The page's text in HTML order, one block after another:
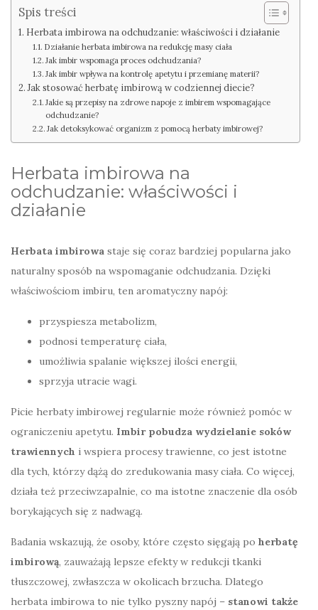
Spis treści
Herbata imbirowa na odchudzanie: właściwości i działanie
Działanie herbata imbirowa na redukcję masy ciała
Jak imbir wspomaga proces odchudzania?
Jak imbir wpływa na kontrolę apetytu i przemianę materii?
Jak stosować herbatę imbirową w codziennej diecie?
Jakie są przepisy na zdrowe napoje z imbirem wspomagające
odchudzanie?
Jak detoksykować organizm z pomocą herbaty imbirowej?
Herbata imbirowa na
odchudzanie: właściwości i
działanie
Herbata imbirowa staje się coraz bardziej popularna jako
naturalny sposób na wspomaganie odchudzania. Dzięki
właściwościom imbiru, ten aromatyczny napój:
przyspiesza metabolizm,
podnosi temperaturę ciała,
umożliwia spalanie większej ilości energii,
sprzyja utracie wagi.
Picie herbaty imbirowej regularnie może również pomóc w
ograniczeniu apetytu. Imbir pobudza wydzielanie soków
trawiennych i wspiera procesy trawienne, co jest istotne
dla tych, którzy dążą do zredukowania masy ciała. Co więcej,
działa też przeciwzapalnie, co ma istotne znaczenie dla osób
borykających się z nadwagą.
Badania wskazują, że osoby, które często sięgają po herbatę
imbirową, zauważają lepsze efekty w redukcji tkanki
tłuszczowej, zwłaszcza w okolicach brzucha. Dlatego
herbata imbirowa to nie tylko pyszny napój – stanowi także